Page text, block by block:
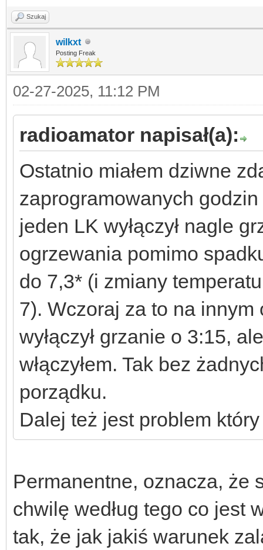
Szukaj
wilkxt
Posting Freak
02-27-2025, 11:12 PM
radioamator napisał(a):
Ostatnio miałem dziwne
zaprogramowanych
jeden LK wyłączył nagle
ogrzewania pomimo
do 7,3* (i zmiany
7). Wczoraj za to na
wyłączył grzanie o 3:15,
włączyłem. Tak bez
porządku.
Dalej też jest problem
Permanentne, oznacza, że
chwilę według tego co jest
tak, że jak jakiś warunek